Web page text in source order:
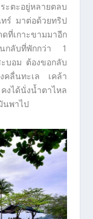
ะตะอยู่หลายตลบ
ร์ มาต่อด้วยทริป
ที่เกาะขามมาอีก
นกลับที่พักกว่า 1
บอม ต้องขอกลับ
คลื่นทะเล เคล้า
ได้นั่งน้ำตาไหล
นพาไป